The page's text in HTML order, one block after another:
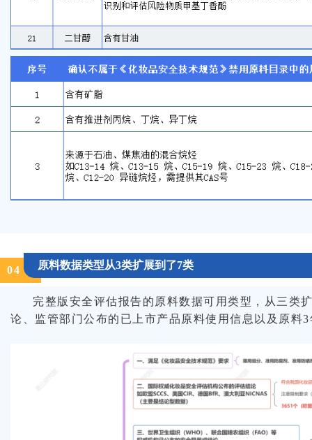
04 原料数据类型从3类扩展到了7类
完整版安全评估报告的原料数据可用类型，从三类
论、监管部门公布的已上市产品原料使用信息以及原料